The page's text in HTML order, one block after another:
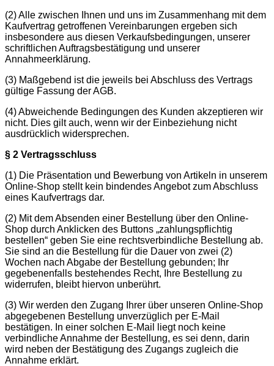
(2) Alle zwischen Ihnen und uns im Zusammenhang mit dem
Kaufvertrag getroffenen Vereinbarungen ergeben sich
insbesondere aus diesen Verkaufsbedingungen, unserer
schriftlichen Auftragsbestätigung und unserer
Annahmeerklärung.
(3) Maßgebend ist die jeweils bei Abschluss des Vertrags
gültige Fassung der AGB.
(4) Abweichende Bedingungen des Kunden akzeptieren wir
nicht. Dies gilt auch, wenn wir der Einbeziehung nicht
ausdrücklich widersprechen.
§ 2 Vertragsschluss
(1) Die Präsentation und Bewerbung von Artikeln in unserem
Online-Shop stellt kein bindendes Angebot zum Abschluss
eines Kaufvertrags dar.
(2) Mit dem Absenden einer Bestellung über den Online-
Shop durch Anklicken des Buttons „zahlungspflichtig
bestellen“ geben Sie eine rechtsverbindliche Bestellung ab.
Sie sind an die Bestellung für die Dauer von zwei (2)
Wochen nach Abgabe der Bestellung gebunden; Ihr
gegebenenfalls bestehendes Recht, Ihre Bestellung zu
widerrufen, bleibt hiervon unberührt.
(3) Wir werden den Zugang Ihrer über unseren Online-Shop
abgegebenen Bestellung unverzüglich per E-Mail
bestätigen. In einer solchen E-Mail liegt noch keine
verbindliche Annahme der Bestellung, es sei denn, darin
wird neben der Bestätigung des Zugangs zugleich die
Annahme erklärt.